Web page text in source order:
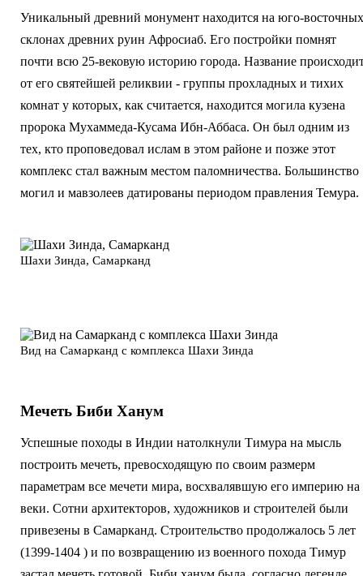
Уникальный древний монумент находится на юго-восточных
склонах древних руин Афросиаб. Его постройки помнят
почти всю 25-вековую историю города. Название
от его святейшей реликвии - группы прохладных и тихих
комнат у которых, как считается, находится могила кузена
пророка Мухаммеда-Кусама Ибн-Аббаса. Он был одним из
тех, кто проповедовал ислам в этом районе и позже этот
комплекс стал важным местом паломничества. Большинство
могил и мавзолеев датированы периодом правления Темура.
Шахи Зинда, Самарканд
Вид на Самарканд с комплекса Шахи Зинда
Мечеть Биби Ханум
Успешные походы в Индии натолкнули Тимура на мысль
построить мечеть, превосходящую по своим размерм
параметрам все мечети мира, восхвалявшую его империю на
веки. Сотни архитекторов, художников и строителей были
привезены в Самарканд. Строительство продолжалось 5 лет
(1399-1404 ) и по возвращению из военного похода Тимур